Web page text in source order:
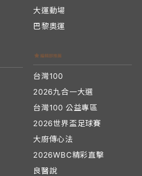
大運動場
巴黎奧運
台灣100
2026九合一大選
台灣100 公益專區
2026世界盃足球賽
大廚傳心法
2026WBC精彩直擊
良醫說